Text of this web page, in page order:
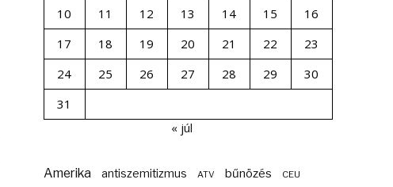
10
11 12 13 14 15
16
17
18 19 20 21 22
23
24
25 26 27 28 29
30
31
« júl
Amerika antiszemitizmus ATV bűnözés CEU